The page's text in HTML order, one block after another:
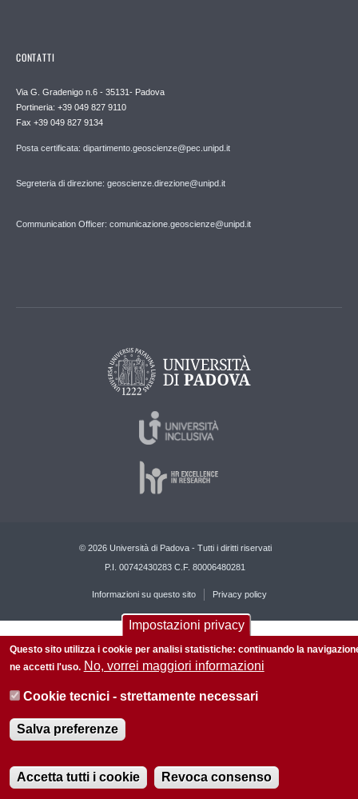
CONTATTI
Via G. Gradenigo n.6 - 35131- Padova
Portineria: +39 049 827 9110
Fax +39 049 827 9134
Posta certificata: dipartimento.geoscienze@pec.unipd.it
Segreteria di direzione: geoscienze.direzione@unipd.it
Communication Officer: comunicazione.geoscienze@unipd.it
© 2026 Università di Padova - Tutti i diritti riservati
P.I. 00742430283 C.F. 80006480281
Informazioni su questo sito Privacy policy
Impostazioni privacy
Questo sito utilizza i cookie per analisi statistiche: continuando la
ne accetti l'uso. No, vorrei maggiori informazioni
Cookie tecnici - strettamente necessari
Salva preferenze
Accetta tutti i cookie Revoca consenso